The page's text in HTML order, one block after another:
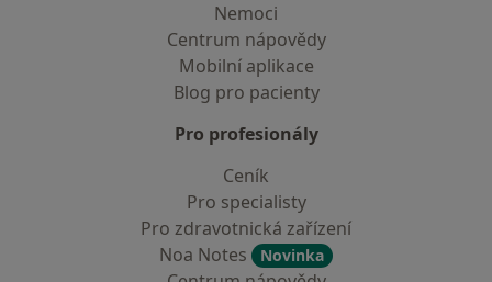
Nemoci
Centrum nápovědy
Mobilní aplikace
Blog pro pacienty
Pro profesionály
Ceník
Pro specialisty
Pro zdravotnická zařízení
Noa Notes
Novinka